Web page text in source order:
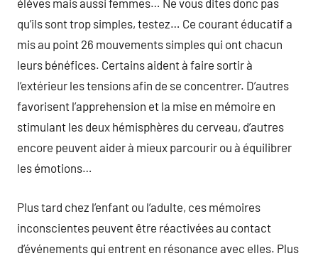
élèves mais aussi femmes… Ne vous dites donc pas
qu’ils sont trop simples, testez… Ce courant éducatif a
mis au point 26 mouvements simples qui ont chacun
leurs bénéfices. Certains aident à faire sortir à
l’extérieur les tensions afin de se concentrer. D’autres
favorisent l’apprehension et la mise en mémoire en
stimulant les deux hémisphères du cerveau, d’autres
encore peuvent aider à mieux parcourir ou à équilibrer
les émotions…
Plus tard chez l’enfant ou l’adulte, ces mémoires
inconscientes peuvent être réactivées au contact
d’événements qui entrent en résonance avec elles. Plus